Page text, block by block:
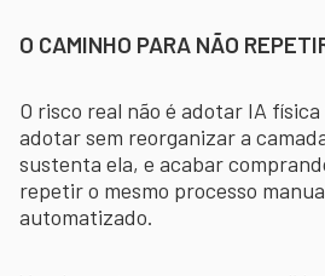
O CAMINHO PARA NÃO
O risco real não é adotar IA
adotar sem reorganizar a
sustenta ela, e acabar
repetir o mesmo processo
automatizado.